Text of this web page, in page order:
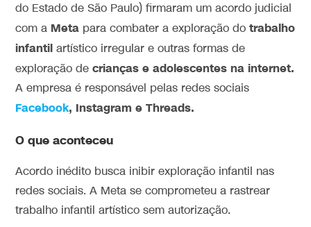
do Estado de São Paulo) firmaram um acordo judicial
com a Meta para combater a exploração do trabalho
infantil artístico irregular e outras formas de
exploração de crianças e adolescentes na internet.
A empresa é responsável pelas redes sociais
Facebook, Instagram e Threads.
O que aconteceu
Acordo inédito busca inibir exploração infantil nas
redes sociais. A Meta se comprometeu a rastrear
trabalho infantil artístico sem autorização.